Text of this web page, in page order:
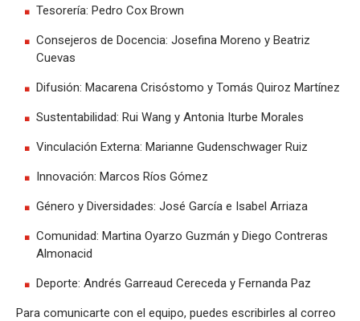
Tesorería: Pedro Cox Brown
Consejeros de Docencia: Josefina Moreno y Beatriz
Cuevas
Difusión: Macarena Crisóstomo y Tomás Quiroz Martínez
Sustentabilidad: Rui Wang y Antonia Iturbe Morales
Vinculación Externa: Marianne Gudenschwager Ruiz
Innovación: Marcos Ríos Gómez
Género y Diversidades: José García e Isabel Arriaza
Comunidad: Martina Oyarzo Guzmán y Diego Contreras
Almonacid
Deporte: Andrés Garreaud Cereceda y Fernanda Paz
Para comunicarte con el equipo, puedes escribirles al correo